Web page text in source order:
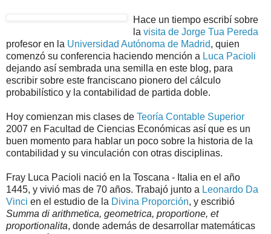
Hace un tiempo escribí sobre
la visita de Jorge Tua Pereda
profesor en la Universidad Autónoma de Madrid, quien
comenzó su conferencia haciendo mención a Luca Pacioli
dejando así sembrada una semilla en este blog, para
escribir sobre este franciscano pionero del cálculo
probabilístico y la contabilidad de partida doble.
Hoy comienzan mis clases de Teoría Contable Superior
2007 en Facultad de Ciencias Económicas así que es un
buen momento para hablar un poco sobre la historia de la
contabilidad y su vinculación con otras disciplinas.
Fray Luca Pacioli nació en la Toscana - Italia en el año
1445, y vivió mas de 70 años. Trabajó junto a Leonardo Da
Vinci en el estudio de la Divina Proporción, y escribió
Summa di arithmetica, geometrica, proportione, et
proportionalita, donde además de desarrollar matemáticas